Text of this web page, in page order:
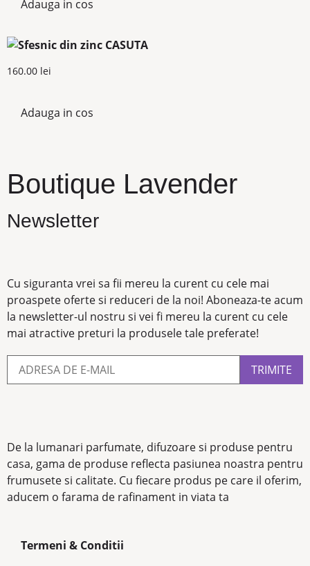
Adauga in cos
160.00 lei
Adauga in cos
Boutique Lavender
Newsletter
Cu siguranta vrei sa fii mereu la curent cu cele mai
proaspete oferte si reduceri de la noi! Aboneaza-te acum
la newsletter-ul nostru si vei fi mereu la curent cu cele
mai atractive preturi la produsele tale preferate!
De la lumanari parfumate, difuzoare si produse pentru
casa, gama de produse reflecta pasiunea noastra pentru
frumusete si calitate. Cu fiecare produs pe care il oferim,
aducem o farama de rafinament in viata ta
Termeni & Conditii